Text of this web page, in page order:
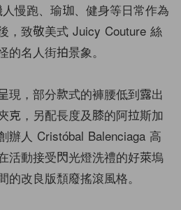
慢跑、瑜珈、健身等日常作為
，致敬美式 Juicy Couture 絲
名人街拍景象。
現，部分款式的褲腰低到露出
克，另配長度及膝的阿拉斯加
辦人 Cristóbal Balenciaga 高
活動接受閃光燈洗禮的好萊塢
改良版頹廢搖滾風格。